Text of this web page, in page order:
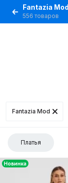
Fantazia
556 товаров
Fantazia Mod
Платья
Новинка